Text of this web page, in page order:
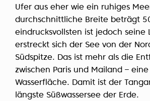
Ufer aus eher wie ein ruhiges
durchschnittliche Breite beträgt
eindrucksvollsten ist jedoch seine
erstreckt sich der See von der
Südspitze. Das ist mehr als die
zwischen Paris und Mailand –
Wasserfläche. Damit ist der
längste Süßwassersee der Erde.